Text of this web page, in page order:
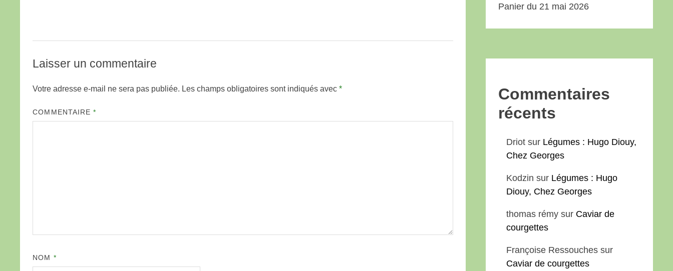
Laisser un commentaire
Votre adresse e-mail ne sera pas publiée. Les champs obligatoires sont indiqués avec*
COMMENTAIRE*
NOM *
Panier du 21 mai 2026
Commentaires
récents
Driotsur Légumes : Hugo Diouy,
Chez Georges
Kodzin sur Légumes : Hugo
Diouy, Chez Georges
thomas rémysur Caviar de
courgettes
Françoise Ressouchessur
Caviar de courgettes